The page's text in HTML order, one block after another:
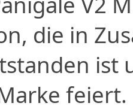
die in
ist